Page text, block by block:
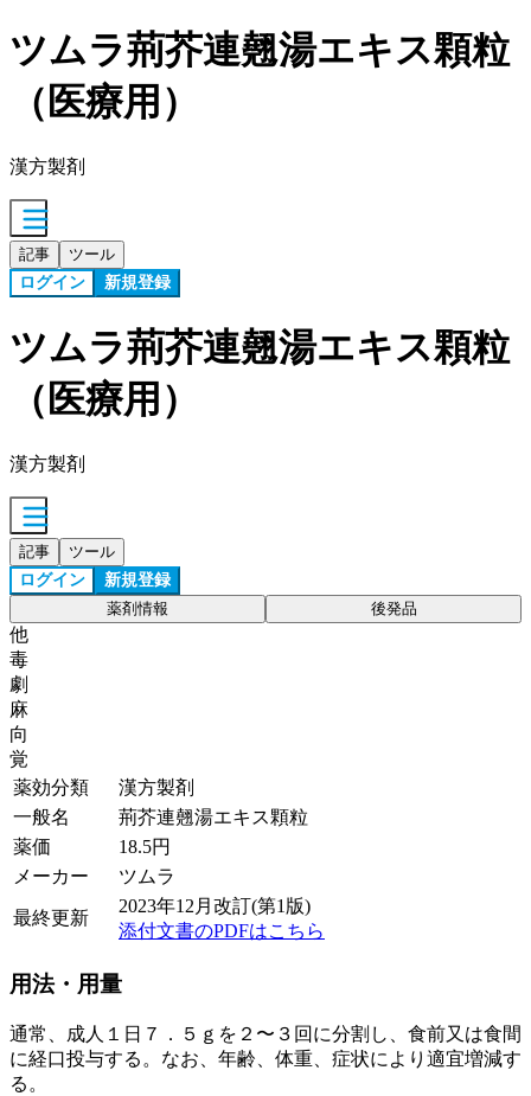
ツムラ荊芥連翹湯エキス顆粒
（医療用）
漢方製剤
記事 ツール
ログイン 新規登録
ツムラ荊芥連翹湯エキス顆粒
（医療用）
漢方製剤
記事 ツール
ログイン 新規登録
薬剤情報 後発品
他
毒
劇
麻
向
覚
薬効分類
漢方製剤
一般名
荊芥連翹湯エキス顆粒
薬価
18.5円
メーカー
ツムラ
最終更新
2023年12月改訂(第1版)
添付文書のPDFはこちら
用法・用量
通常、成人１日７．５ｇを２〜３回に分割し、食前又は食間
に経口投与する。なお、年齢、体重、症状により適宜増減す
る。